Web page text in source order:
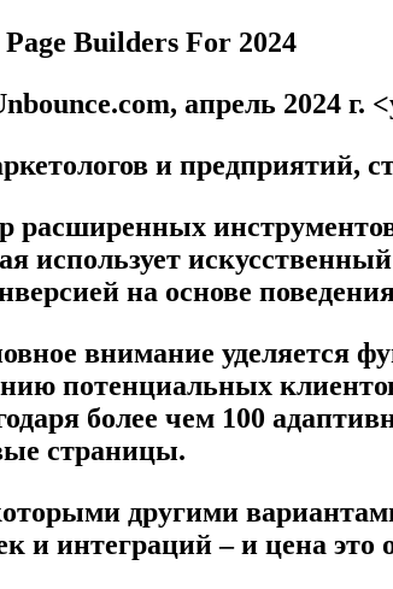
апрель 2024 г.
и предприятий,
расширенных
использует
на основе
внимание уделяется
потенциальных
более чем 100
страницы.
другими
и интеграций – и цена это